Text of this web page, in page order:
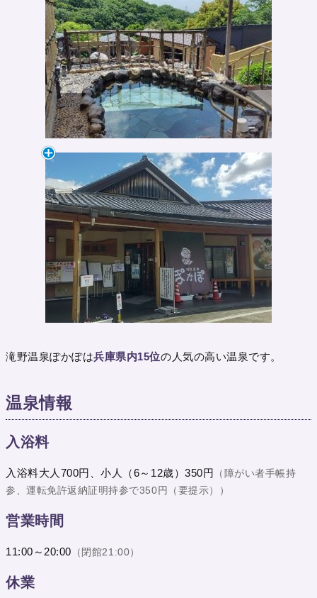
滝野温泉ぽかぽは兵庫県内15位の人気の高い温泉です。
温泉情報
入浴料
入浴料大人700円、小人（6～12歳）350円 （障がい者手帳持
参、運転免許返納証明持参で350円（要提示））
営業時間
11:00～20:00 （閉館21:00）
休業